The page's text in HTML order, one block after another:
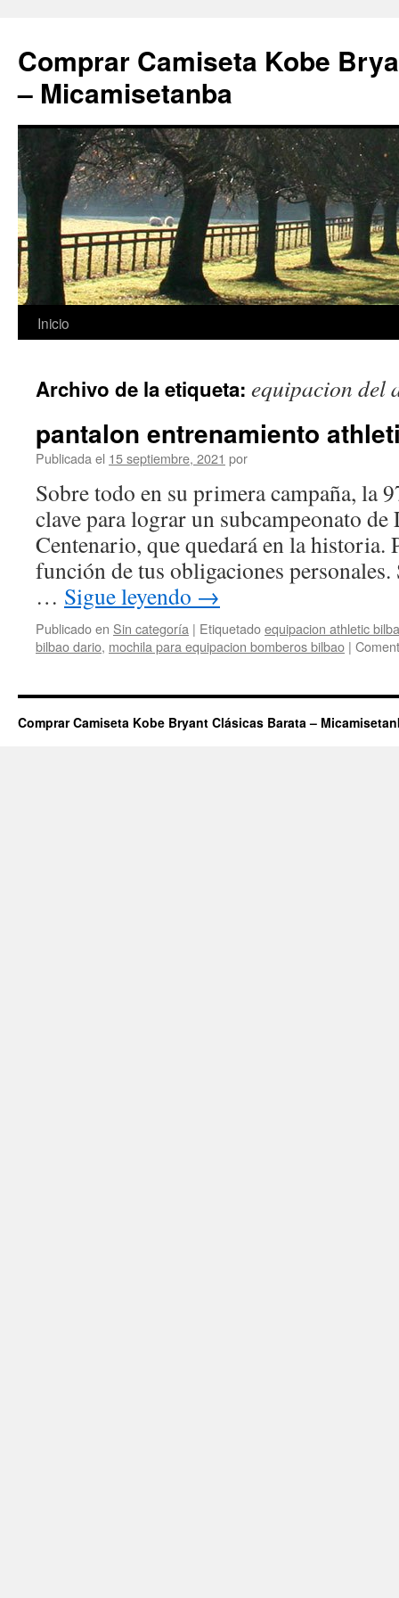
Comprar Camiseta Kobe
– Micamisetanba
Saltar
contenido
Inicio
Archivo de la etiqueta: equipacion del
pantalon entrenamiento
Publicada el 15 septiembre, 2021 por
Sobre todo en su primera campaña, la
clave para lograr un subcampeonato
Centenario, que quedará en la historia.
función de tus obligaciones personales.
… Sigue leyendo →
Publicado en Sin categoría | Etiquetadoequipacion athletic
bilbao dario, mochila para equipacion bomberos bilbao |
Comprar Camiseta Kobe Bryant Clásicas Barata –